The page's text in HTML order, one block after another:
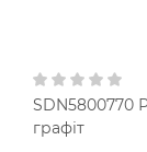
SDN5800770
графіт